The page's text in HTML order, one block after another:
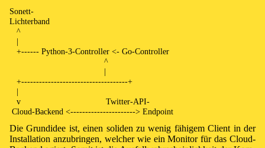
Sonett-
Lichterband
   ^
   |
   +------ Python-3-Controller <- Go-Controller
                                        ^
                                        |
   +------------------------------------+
   |
   v                                    Twitter-API-
Die Grund­idee ist, ei­nen so­li­den zu we­nig fä­hi­gem Cli­ent in der
In­s­tal­la­ti­on an­zu­brin­gen, wel­cher wie ein Moni­tor für das Cloud-